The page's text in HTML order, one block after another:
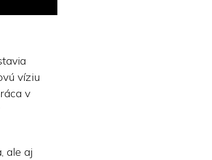
víziu
v
ale aj